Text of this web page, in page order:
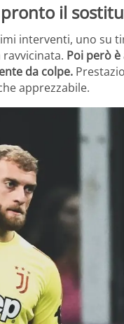
pronto il
interventi, uno su
ravvicinata. Poi però
da colpe.
apprezzabile.